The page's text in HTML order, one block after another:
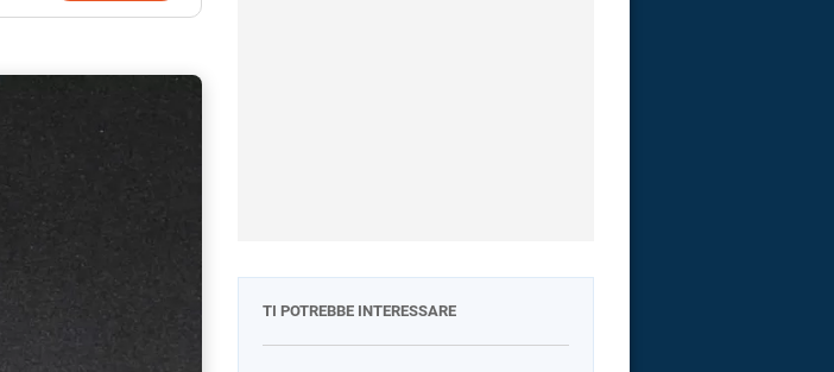
TI POTREBBE INTERESSARE